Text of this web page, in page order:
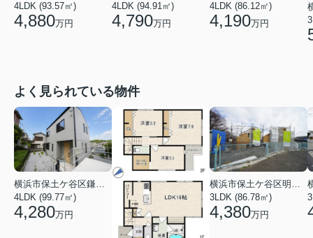
4LDK (93.57㎡)
4,880万円
4LDK (94.91㎡)
4,790万円
4LDK (86.12㎡)
4,190万円
よく見られている物件
横浜市保土ケ谷区鎌谷町
4LDK (99.77㎡)
4,280万円
横浜市保土ケ谷区明神台
3LDK (86.78㎡)
4,380万円